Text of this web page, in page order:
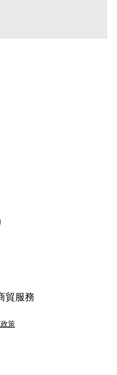
貿服務
策